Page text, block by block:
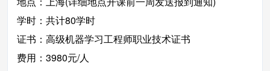
学时：共计80学时
证书：高级机器学习工程师职业技术证书
费用：3980元/人